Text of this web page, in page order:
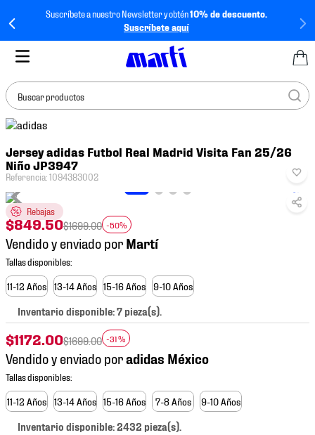
Suscríbete a nuestro Newsletter y obtén10% de descuento.
Suscríbete aquí
Buscar productos
Jersey adidas Futbol Real Madrid Visita Fan 25/26
Niño JP3947
Referencia:1094383002
Rebajas
$849.50$1699.00 -50%
Vendido y enviado por
11-12 Años 13-14 Años 15-16 Años 9-10 Años
Inventario disponible: 7 pieza(s).
$1172.00$1699.00 -31 %
Vendido y enviado por
11-12 Años 13-14 Años 15-16 Años 7-8 Años 9-10 Años
Inventario disponible: 2432 pieza(s).
BUSCADOS
1.
tenis mujer
2.
3.
tenis
4.
tenis futbol
5.
mochila
6.
jersey
7.
mochilas
8.
chivas
9
tenis niño
10. tenis nike